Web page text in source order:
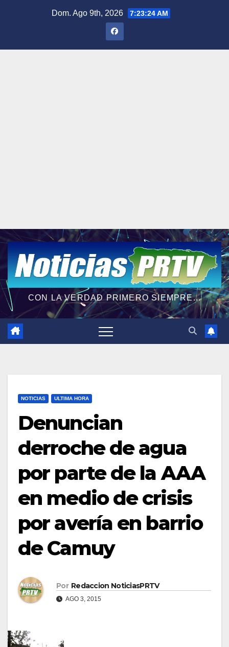
Dom. Ago 9th, 2026 7:23:25 AM
CON LA VERDAD PRIMERO SIEMPRE...
NOTICIAS ULTIMA HORA
Denuncian
derroche de agua
por parte de la AAA
en medio de crisis
por avería en barrio
de Camuy
Por Redaccion NoticiasPRTV
AGO 3, 2015